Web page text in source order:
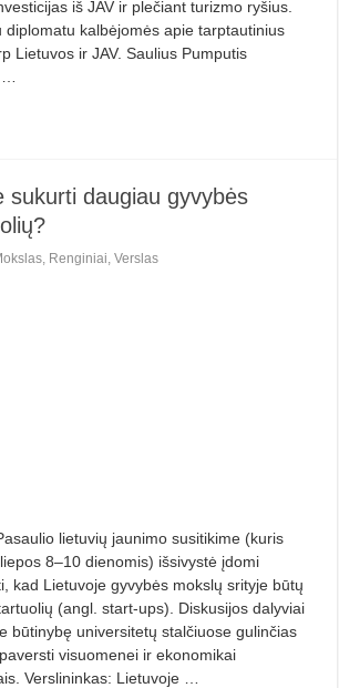
iš JAV ir plečiant turizmo ryšius.
diplomatu kalbėjomės apie tarptautinius
Lietuvos ir JAV. Saulius Pumputis
sukurti daugiau gyvybės
, Renginiai,Verslas
lietuvių jaunimo susitikime (kuris
8–10 dienomis) išsivystė įdomi
kad Lietuvoje gyvybės mokslų srityje būtų
(angl. start-ups). Diskusijos dalyviai
būtinybę universitetų stalčiuose gulinčias
visuomenei ir ekonomikai
Verslininkas: Lietuvoje …